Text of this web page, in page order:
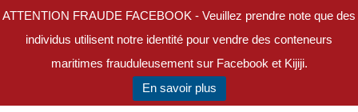
ATTENTION FRAUDE FACEBOOK - Veuillez prendre note que des
individus utilisent notre identité pour vendre des conteneurs
maritimes frauduleusement sur Facebook et Kijiji.
En savoir plus